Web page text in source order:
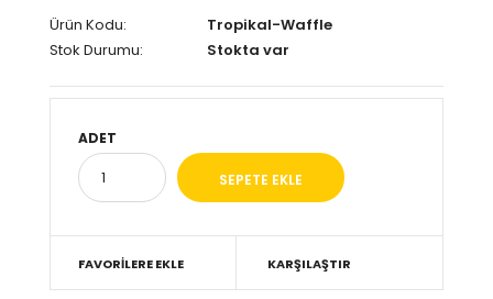
Ürün Kodu:
Tropikal-Waffle
Stok Durumu:
Stokta var
ADET
FAVORILERE EKLE KARŞILAŞTIR